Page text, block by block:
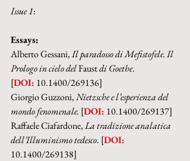
Issue 1:
Essays:
Alberto Gessani, Il paradosso di Mefistofele. Il
Prologo in cielo del Faust di Goethe.
[DOI: 10.1400/269136]
Giorgio Guzzoni, Nietzsche e l’esperienza del
mondo fenomenale. [DOI: 10.1400/269137]
Raffaele Ciafardone, La tradizione analatica
dell’Illuminismo tedesco. [DOI:
10.1400/269138]